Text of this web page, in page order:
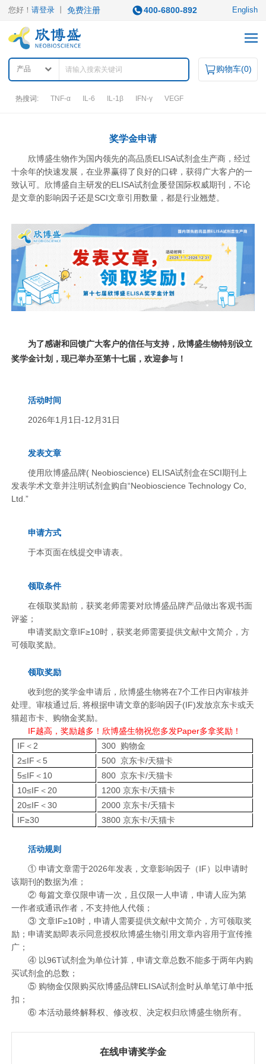
您好！请登录 丨免费注册 400-6800-892 English
产品 购物车(0)
热搜词: TNF-α IL-6 IL-1β IFN-γ VEGF
产品类型
ELISA试剂盒
QuikCyto®ELISA(快检)
凋亡试剂盒 IHC试剂盒 二抗
研究领域
癌症生物学 表观遗传学 代谢生物学 发育生物学
干细胞与再生医学 免疫学 微生物学 神经科学
定制代测
Luminex®多因子检测服务
文献引用
活动促销
线下展会
服务支持
文献引用
技术支持 订购指南
资源中心
样本处理 实验流程
常见问题 注意事项
操作视频 结果数据分析
高分文献解读 下载中心
关于欣博盛
公司介绍
联系我们 公司新闻
代理商查询
奖学金申请
欣博盛生物作为国内领先的高品质ELISA试剂盒生产商，经过
十余年的快速发展，在业界赢得了良好的口碑，获得广大客户的一
致认可。欣博盛自主研发的ELISA试剂盒屡登国际权威期刊，不论
是文章的影响因子还是SCI文章引用数量，都是行业翘楚。
为了感谢和回馈广大客户的信任与支持，欣博盛生物特别设立
奖学金计划，现已举办至第十七届，欢迎参与！
活动时间
2026年1月1日-12月31日
发表文章
使用欣博盛品牌( Neobioscience) ELISA试剂盒在SCI期刊上
发表学术文章并注明试剂盒购自“Neobioscience Technology Co,
Ltd.”
申请方式
于本页面在线提交申请表。
领取条件
在领取奖励前，获奖老师需要对欣博盛品牌产品做出客观书面
评鉴；
申请奖励文章IF≥10时，获奖老师需要提供文献中文简介，方
可领取奖励。
领取奖励
收到您的奖学金申请后，欣博盛生物将在7个工作日内审核并
处理。审核通过后, 将根据申请文章的影响因子(IF)发放京东卡或天
猫超市卡、购物金奖励。
IF越高，奖励越多！欣博盛生物祝您多发Paper多拿奖励！
IF＜2
300 购物金
2≤IF＜5
500 京东卡/天猫卡
5≤IF＜10
800 京东卡/天猫卡
10≤IF＜20
1200 京东卡/天猫卡
20≤IF＜30
2000 京东卡/天猫卡
IF≥30
3800 京东卡/天猫卡
活动规则
① 申请文章需于2026年发表，文章影响因子（IF）以申请时
该期刊的数据为准；
② 每篇文章仅限申请一次，且仅限一人申请，申请人应为第
一作者或通讯作者，不支持他人代领；
③ 文章IF≥10时，申请人需要提供文献中文简介，方可领取奖
励；申请奖励即表示同意授权欣博盛生物引用文章内容用于宣传推
广；
④ 以96T试剂盒为单位计算，申请文章总数不能多于两年内购
买试剂盒的总数 ；
⑤ 购物金仅限购买欣博盛品牌ELISA试剂盒时从单笔订单中抵
扣；
⑥ 本活动最终解释权、修改权、决定权归欣博盛生物所有。
在线申请奖学金